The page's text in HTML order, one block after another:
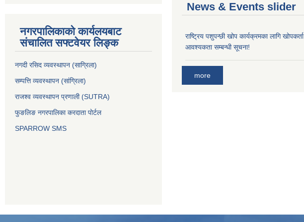
नगरपालिकाको कार्यलयबाट
संचालित सफ्टवेयर लिङ्क
नगदी रसिद व्यवस्थापन (साग्रिला)
सम्पत्ति व्यवस्थापन (सांग्रिला)
राजश्व व्यवस्थापन प्रणाली (SUTRA)
फुङलिङ नगरपालिका करदाता पोर्टल
SPARROW SMS
News & Events slider
राष्ट्रिय पशुपन्छी खोप कार्यक्रमका लागि खोपकर्ता
आवश्यकता सम्बन्धी सूचना!
more